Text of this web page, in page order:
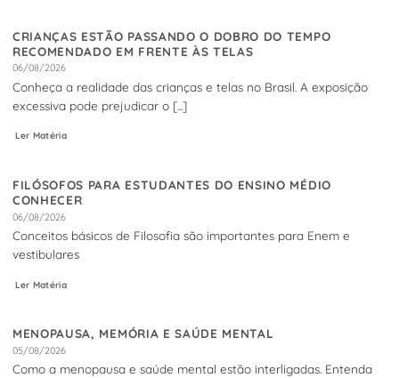
CRIANÇAS ESTÃO PASSANDO O DOBRO DO TEMPO
RECOMENDADO EM FRENTE ÀS TELAS
06/08/2026
Conheça a realidade das crianças e telas no Brasil. A exposição
excessiva pode prejudicar o [...]
Ler Matéria
FILÓSOFOS PARA ESTUDANTES DO ENSINO MÉDIO
CONHECER
06/08/2026
Conceitos básicos de Filosofia são importantes para Enem e
vestibulares
Ler Matéria
MENOPAUSA, MEMÓRIA E SAÚDE MENTAL
05/08/2026
Como a menopausa e saúde mental estão interligadas. Entenda